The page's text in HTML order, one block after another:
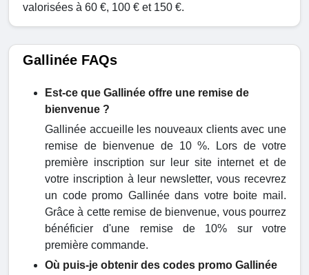
valorisées à 60 €, 100 € et 150 €.
Gallinée FAQs
Est-ce que Gallinée offre une remise de
bienvenue ?
Gallinée accueille les nouveaux clients avec une
remise de bienvenue de 10 %. Lors de votre
première inscription sur leur site internet et de
votre inscription à leur newsletter, vous recevrez
un code promo Gallinée dans votre boite mail.
Grâce à cette remise de bienvenue, vous pourrez
bénéficier d'une remise de 10% sur votre
première commande.
Où puis-je obtenir des codes promo Gallinée